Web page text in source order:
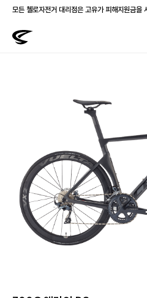
모든 첼로자전거 대리점은 고유가 피해지원금을
첼로 전 제품 삼성카드 / KB국민카드 12개월 무